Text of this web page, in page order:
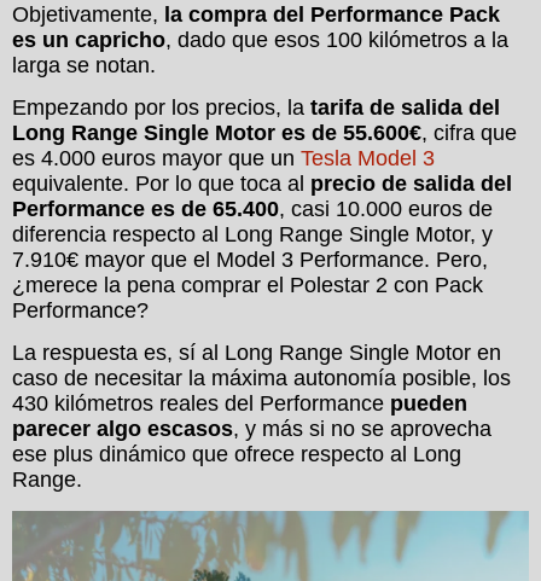
Objetivamente, la compra del Performance Pack
es un capricho, dado que esos 100 kilómetros a la
larga se notan.
Empezando por los precios, la tarifa de salida del
Long Range Single Motor es de 55.600€, cifra que
es 4.000 euros mayor que un Tesla Model 3
equivalente. Por lo que toca al precio de salida del
Performance es de 65.400, casi 10.000 euros de
diferencia respecto al Long Range Single Motor, y
7.910€ mayor que el Model 3 Performance. Pero,
¿merece la pena comprar el Polestar 2 con Pack
Performance?
La respuesta es, sí al Long Range Single Motor en
caso de necesitar la máxima autonomía posible, los
430 kilómetros reales del Performance pueden
parecer algo escasos, y más si no se aprovecha
ese plus dinámico que ofrece respecto al Long
Range.